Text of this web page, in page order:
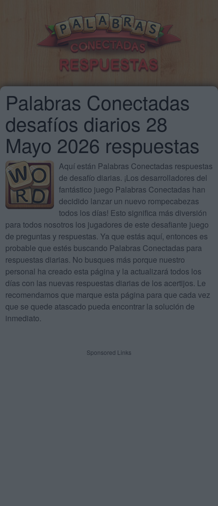
Palabras Conectadas
desafíos diarios 28
Mayo 2026 respuestas
Aquí están Palabras Conectadas respuestas
de desafío diarias. ¡Los desarrolladores del
fantástico juego Palabras Conectadas han
decidido lanzar un nuevo rompecabezas
todos los días! Esto significa más diversión
para todos nosotros los jugadores de este desafiante juego
de preguntas y respuestas. Ya que estás aquí, entonces es
probable que estés buscando Palabras Conectadas para
respuestas diarias. No busques más porque nuestro
personal ha creado esta página y la actualizará todos los
días con las nuevas respuestas diarias de los acertijos. Le
recomendamos que marque esta página para que cada vez
que se quede atascado pueda encontrar la solución de
inmediato.
Sponsored Links